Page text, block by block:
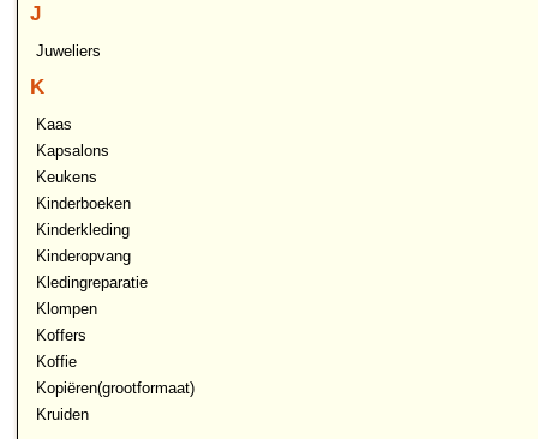
J
Juweliers
K
Kaas
Kapsalons
Keukens
Kinderboeken
Kinderkleding
Kinderopvang
Kledingreparatie
Klompen
Koffers
Koffie
Kopiëren(grootformaat)
Kruiden